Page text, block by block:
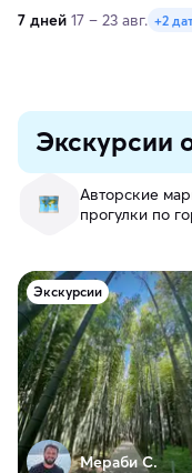
7 дней 17 – 23 авг. +2
Экскурсии
Авторские
прогулки по
Экскурсии
Мераби С.